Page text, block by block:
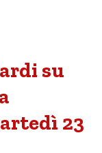
su
23